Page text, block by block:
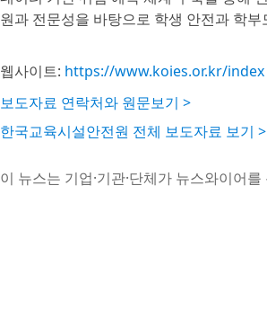
원과 전문성을 바탕으로 학생 안전과 학
웹사이트: https://www.koies.or.kr/index
보도자료 연락처와 원문보기 >
한국교육시설안전원 전체 보도자료 보기 >
이 뉴스는 기업·기관·단체가 뉴스와이어